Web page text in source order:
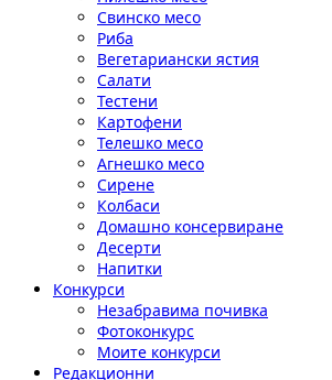
Свинско месо
Риба
Вегетариански ястия
Салати
Тестени
Картофени
Телешко месо
Агнешко месо
Сирене
Колбаси
Домашно консервиране
Десерти
Напитки
Конкурси
Незабравима почивка
Фотоконкурс
Моите конкурси
Редакционни